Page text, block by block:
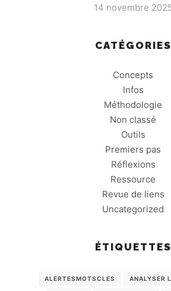
14 novembre
CATÉGORIES
Concepts
Infos
Méthodologie
Non classé
Outils
Premiers pas
Réflexions
Ressource
Revue de liens
Uncategorized
ÉTIQUETTES
ALERTESMOTSCLES ANALYSER